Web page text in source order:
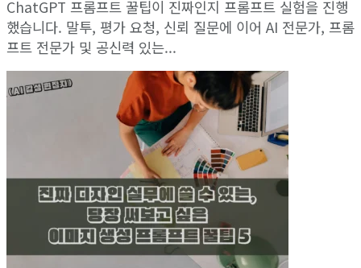
View All Result
ChatGPT 프롬프트 꿀팁이 진짜인지 프롬프트 실험을 진행
했습니다. 말투, 평가 요청, 신뢰 질문에 이어 AI 전문가, 프롬
프트 전문가 및 공신력 있는...